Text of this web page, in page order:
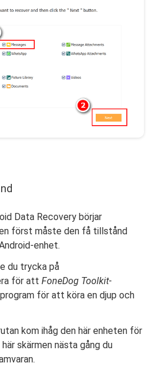
Data Recovery börjar
först måste den få tillstånd
enhet.
du trycka på
för attFoneDog Toolkit-
för att köra en djup och
kom ihåg den här enheten för
skärmen nästa gång du